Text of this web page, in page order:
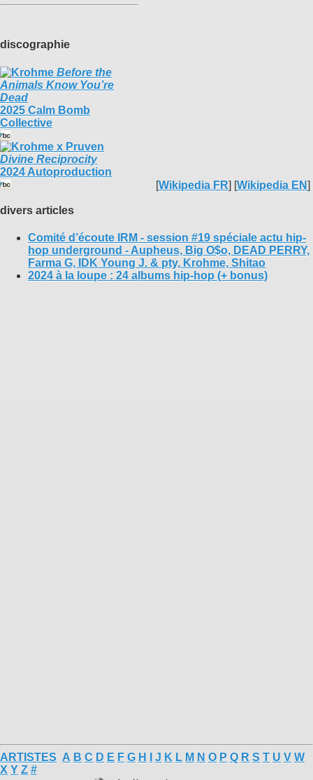
[Wikipedia FR] [Wikipedia EN]
discographie
Before the
Animals Know You’re
Dead
2025 Calm Bomb
Collective
Divine Reciprocity
2024 Autoproduction
divers articles
Comité d’écoute IRM - session #19 spéciale actu hip-
hop underground - Aupheus, Big O$o, DEAD PERRY,
Farma G, IDK Young J. & pty, Krohme, Shitao
2024 à la loupe : 24 albums hip-hop (+ bonus)
ARTISTES A B C D E F G H J K L M N O P Q R S T U V W
X Y Z #